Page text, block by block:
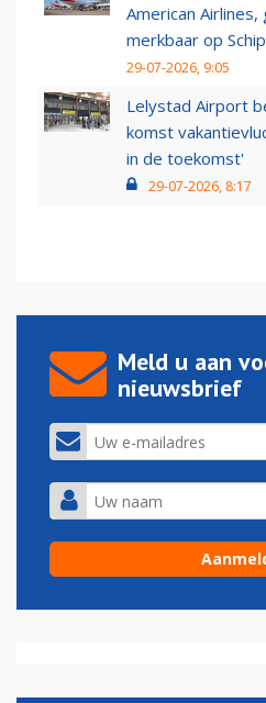
American
merkbaar op
29-07-2026, 9:05
Lelystad Airport
komst
in de toekomst'
29-07-2026, 8:17
Meld u aan
nieuwsbrief